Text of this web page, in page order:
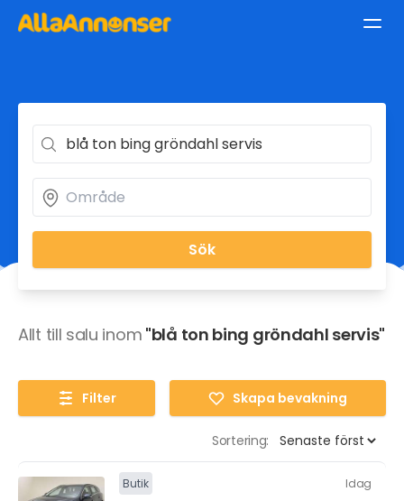
Sök
Allt till salu inom "blå ton bing gröndahl servis"
Filter Skapa bevakning
Sortering:
Butik Idag